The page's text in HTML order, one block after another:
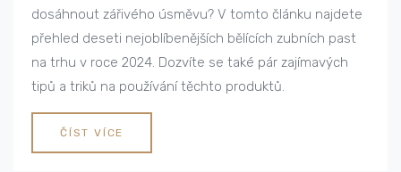
dosáhnout zářivého úsměvu? V tomto článku najdete
přehled deseti nejoblíbenějších bělících zubních past
na trhu v roce 2024. Dozvíte se také pár zajímavých
tipů a triků na používání těchto produktů.
ČÍST VÍCE